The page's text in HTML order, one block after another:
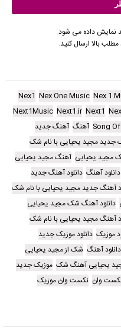
نمایش داده می شود.
بالا ارسال کنید.
Nex 1
Nex One Music
Nex1
Next1
Next1.ir
Next1Music
Song آهنگ آهنگ جدید
جدید مجید یحیایی با نام شک
مجید یحیایی آهنگ مجید یحیایی
دانلود آهنگ دانلود آهنگ جدید
آهنگ جدید مجید یحیایی با نام شک
دانلود آهنگ شک مجید یحیایی
آهنگ مجید یحیایی با نام شک
موزیک دانلود موزیک جدید
آهنگ شک از مجید یحیایی
یحیایی آهنگ شک موزیک جدید
وان نکست وان موزیک